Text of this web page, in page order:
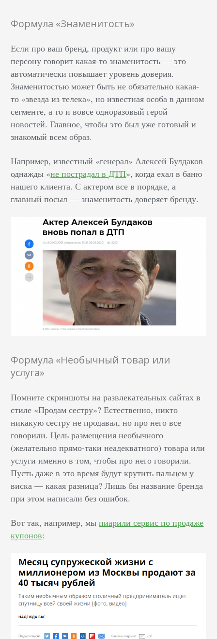
Формула «Знаменитость»
Если про ваш бренд, продукт или про вашу
персону говорит какая-то знаменитость — это
автоматически повышает уровень доверия.
Знаменитостью может быть не обязательно какая-
то «звезда из телека», но известная особа в данном
сегменте, а то и вовсе одноразовый герой
новостей. Главное, чтобы это был уже готовый и
знакомый всем образ.
Например, известный «генерал» Алексей Булдаков
однажды «не пострадал в ДТП», когда ехал в баню
нашего клиента. С актером все в порядке, а
главный посыл — знаменитость доверяет бренду.
Формула «Необычный товар или
услуга»
Помните скриншоты на развлекательных сайтах в
стиле «Продам сестру»? Естественно, никто
никакую сестру не продавал, но про него все
говорили. Цель размещения необычного
(желательно прямо-таки неадекватного) товара или
услуги именно в том, чтобы про него говорили.
Пусть даже в это время будут крутить пальцем у
виска — какая разница? Лишь бы название бренда
при этом написали без ошибок.
Вот так, например, мыпиарили сервис по продаже
купонов: